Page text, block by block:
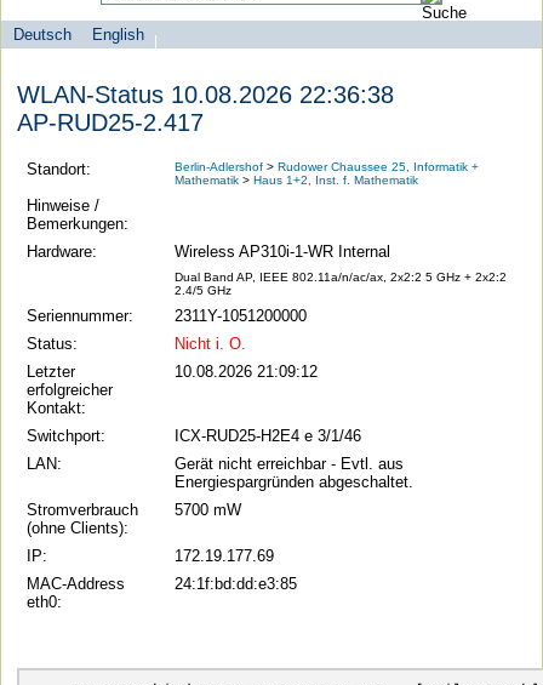
Sprachauswahl
Deutsch
English
search-menu
Universität
zu
Berlin
Computer-
und
WLAN-Status 10.08.2026 22:36:38
AP-RUD25-2.417
Standort: Berlin-Adlershof >Rudower Chaussee 25, Informatik +
Mathematik >Haus 1+2, Inst. f. Mathematik
Hinweise /
Bemerkungen:
Hardware:
Wireless AP310i-1-WR Internal
Dual Band AP, IEEE 802.11a/n/ac/ax, 2x2:2 5 GHz + 2x2:2
2.4/5 GHz
Seriennummer:
2311Y-1051200000
Status:
Nicht i. O.
Letzter
erfolgreicher
Kontakt:
10.08.2026 21:09:12
Switchport:
ICX-RUD25-H2E4 e 3/1/46
LAN:
Gerät nicht erreichbar - Evtl. aus
Energiespargründen abgeschaltet.
Stromverbrauch
(ohne Clients):
5700 mW
IP:
172.19.177.69
MAC-Address
eth0:
24:1f:bd:dd:e3:85